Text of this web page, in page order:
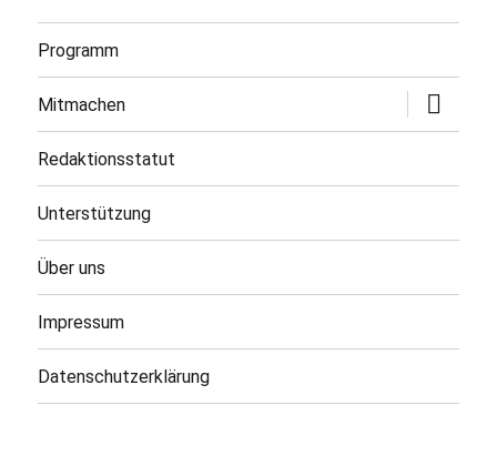
Programm
Mitmachen
öffnen
Redaktionsstatut
Unterstützung
Über uns
Impressum
Datenschutzerklärung